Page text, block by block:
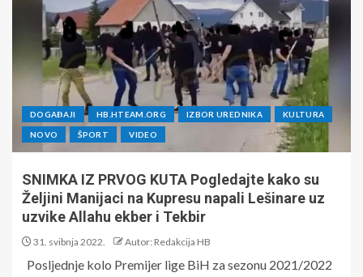
DOGAĐAJI HB.HTEAM.ORG IZBOR UREDNIKA KULTURA
NOVO ŠPORT VIDEO
SNIMKA IZ PRVOG KUTA Pogledajte kako su
Željini Manijaci na Kupresu napali Lešinare uz
uzvike Allahu ekber i Tekbir
31. svibnja 2022. Autor: Redakcija HB
Posljednje kolo Premijer lige BiH za sezonu 2021/2022